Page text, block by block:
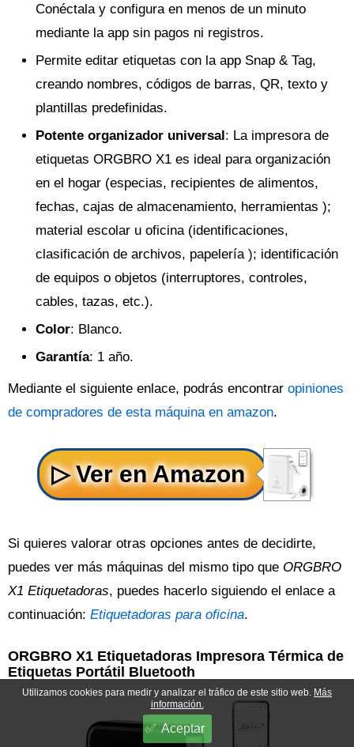
Conéctala y configura en menos de un minuto
mediante la app sin pagos ni registros.
Permite editar etiquetas con la app Snap & Tag,
creando nombres, códigos de barras, QR, texto y
plantillas predefinidas.
Potente organizador universal: La impresora de
etiquetas ORGBRO X1 es ideal para organización
en el hogar (especias, recipientes de alimentos,
fechas, cajas de almacenamiento, herramientas );
material escolar u oficina (identificaciones,
clasificación de archivos, papelería ); identificación
de equipos o objetos (interruptores, controles,
cables, tazas, etc.).
Color: Blanco.
Garantía: 1 año.
Mediante el siguiente enlace, podrás encontrar opiniones
de compradores de esta máquina en amazon.
Si quieres valorar otras opciones antes de decidirte,
puedes ver más máquinas del mismo tipo que ORGBRO
X1 Etiquetadoras, puedes hacerlo siguiendo el enlace a
continuación: Etiquetadoras para oficina.
ORGBRO X1 Etiquetadoras Impresora Térmica de
Etiquetas Portátil Bluetooth
Utilizamos cookies para medir y analizar el tráfico de este sitio web. Más
información.
Aceptar